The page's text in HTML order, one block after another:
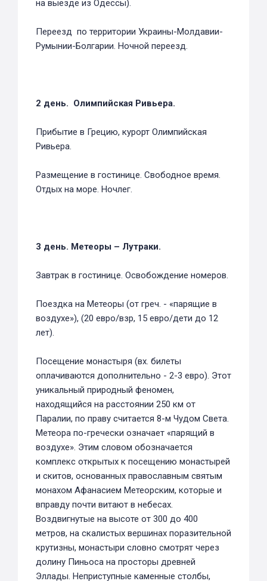
на выезде из Одессы).
Переезд по территории Украины-Молдавии-
Румынии-Болгарии. Ночной переезд.
2 день. Олимпийская Ривьера.
Прибытие в Грецию, курорт Олимпийская
Ривьера.
Размещение в гостинице. Свободное время.
Отдых на море. Ночлег.
3 день. Метеоры – Лутраки.
Завтрак в гостинице. Освобождение номеров.
Поездка на Метеоры (от греч. - «парящие в
воздухе»), (20 евро/взр, 15 евро/дети до 12
лет).
Посещение монастыря (вх. билеты
оплачиваются дополнительно - 2-3 евро). Этот
уникальный природный феномен,
находящийся на расстоянии 250 км от
Паралии, по праву считается 8-м Чудом Света.
Метеора по-гречески означает «парящий в
воздухе». Этим словом обозначается
комплекс открытых к посещению монастырей
и скитов, основанных православным святым
монахом Афанасием Метеорским, которые и
вправду почти витают в небесах.
Воздвигнутые на высоте от 300 до 400
метров, на скалистых вершинах поразительной
крутизны, монастыри словно смотрят через
долину Пиньоса на просторы древней
Эллады. Неприступные каменные столбы,